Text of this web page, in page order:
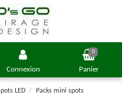
Connexion
0
Panier
LED
Packs mini spots